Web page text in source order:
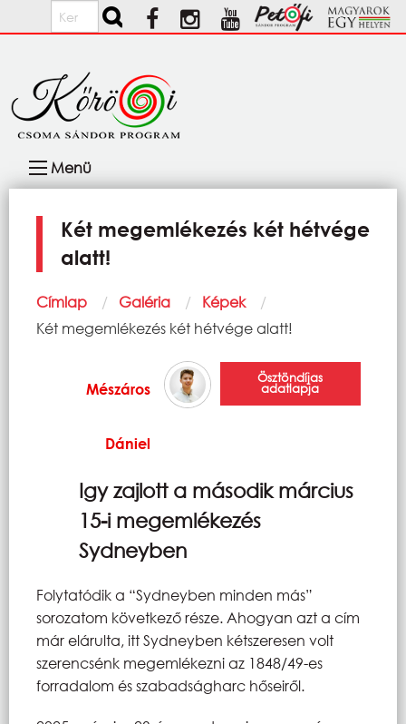
Ugrás a tartalomra
Keresés
navigáció
Menü
Két megemlékezés két hétvége
alatt!
Morzsa
Címlap Galéria
Képek
Current:
Két megemlékezés két hétvége alatt!
Mészáros
Dániel
Ösztöndíjas
adatlapja
Igy zajlott a második március
15-i megemlékezés
Sydneyben
Folytatódik a “Sydneyben minden más”
sorozatom következő része. Ahogyan azt a cím
már elárulta, itt Sydneyben kétszeresen volt
szerencsénk megemlékezni az 1848/49-es
forradalom és szabadságharc hőseiről.